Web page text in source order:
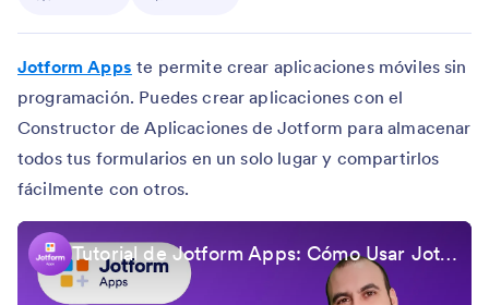
Jotform Apps te permite crear aplicaciones móviles sin
programación. Puedes crear aplicaciones con el
Constructor de Aplicaciones de Jotform para almacenar
todos tus formularios en un solo lugar y compartirlos
fácilmente con otros.
Tutorial de Jotform Apps: Cómo Usar Jotform Apps